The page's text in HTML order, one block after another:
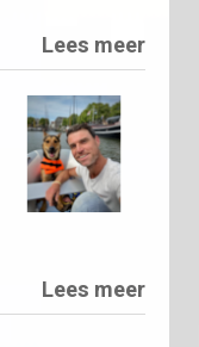
Lees meer
Lees meer